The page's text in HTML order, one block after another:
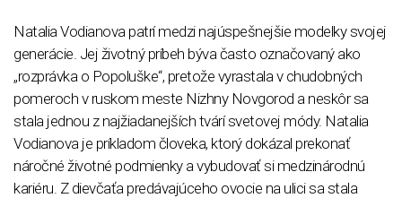
Natalia Vodianova patrí medzi najúspešnejšie modelky svojej
generácie. Jej životný príbeh býva často označovaný ako
„rozprávka o Popoluške“, pretože vyrastala v chudobných
pomeroch v ruskom meste Nizhny Novgorod a neskôr sa
stala jednou z najžiadanejších tvárí svetovej módy. Natalia
Vodianova je príkladom človeka, ktorý dokázal prekonať
náročné životné podmienky a vybudovať si medzinárodnú
kariéru. Z dievčaťa predávajúceho ovocie na ulici sa stala